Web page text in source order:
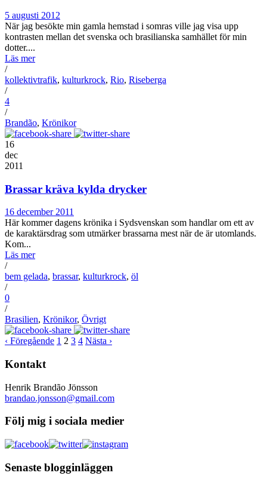
5 augusti 2012
När jag besökte min gamla hemstad i somras ville jag visa upp
kontrasten mellan det svenska och brasilianska samhället för min
dotter....
Läs mer
/
kollektivtrafik, kulturkrock, Rio, Riseberga
/
4
/
Brandão, Krönikor
16
dec
2011
Brassar kräva kylda drycker
16 december 2011
Här kommer dagens krönika i Sydsvenskan som handlar om ett av
de karaktärsdrag som utmärker brassarna mest när de är utomlands.
Kom...
Läs mer
/
bem gelada, brassar, kulturkrock, öl
/
0
/
Brasilien, Krönikor, Övrigt
‹ Föregående 1 2 3 4 Nästa ›
Kontakt
Henrik Brandão Jönsson
brandao.jonsson@gmail.com
Följ mig i sociala medier
Senaste blogginläggen